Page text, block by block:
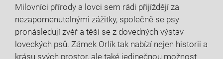
Milovníci přírody a lovci sem rádi přijíždějí za
nezapomenutelnými zážitky, společně se psy
pronásledují zvěř a těší se z dovedných výstav
loveckých psů. Zámek Orlík tak nabízí nejen historii a
krásu svých prostor, ale také jedinečnou možnost